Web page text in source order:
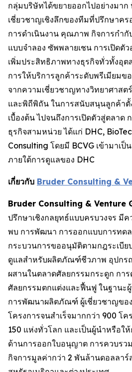
กลุ่มบริษัทได้ขยายออกไปอย่างมาก
เชี่ยวชาญเชิงลึกของทีมที่ปรึกษาค
การดำเนินงาน คุณภาพ กิจการกำกั
แบบจำลอง ซัพพลายเชน การเปิดตั
เพิ่มประสิทธิภาพทางธุรกิจทั่วทั้งอุต
การให้บริการลูกค้าระดับพรีเมียมข
จากความเชี่ยวชาญทางวิทยาศาสต
และพิถีพิถัน ในการสนับสนุนลูกค้า
เบื้องต้น ไปจนถึงการเปิดตัวสู่ตลาด
ธุรกิจสามหน่วย ได้แก่ DHC,
Consulting โดยมี BCVG เข้ามาเ
ภายใต้การดูแลของ DHC
เกี่ยวกับ Bruder Consulting &
Bruder Consulting & Venture
ปรึกษาเชิงกลยุทธ์แบบครบวงจร มี
พบ การพัฒนา การออกแบบการทด
กระบวนการขออนุมัติตามกฎระเบีย
ดูแลสำหรับผลิตภัณฑ์ชีวภาพ อุปก
ผสานในตลาดศัลยกรรมกระดูก กา
ศัลยกรรมตกแต่งและฟื้นฟู ในฐาน
การพัฒนาผลิตภัณฑ์ ผู้เชี่ยวชาญของ
โครงการจนสำเร็จมากกว่า 900 โ
150 แห่งทั่วโลก และเป็นผู้นำหรือใ
ด้านการออกใบอนุญาต การควบรว
กิจการมูลค่ากว่า 2 พันล้านดอลลาร์